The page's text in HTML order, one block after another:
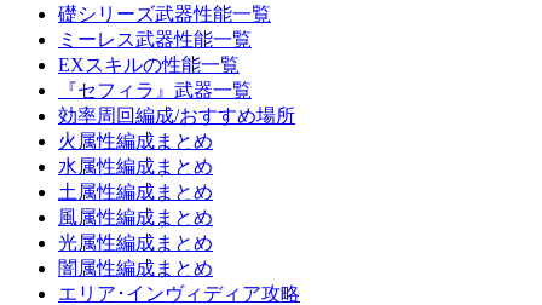
礎シリーズ武器性能一覧
ミーレス武器性能一覧
EXスキルの性能一覧
『セフィラ』武器一覧
効率周回編成/おすすめ場所
火属性編成まとめ
水属性編成まとめ
土属性編成まとめ
風属性編成まとめ
光属性編成まとめ
闇属性編成まとめ
エリア･インヴィディア攻略